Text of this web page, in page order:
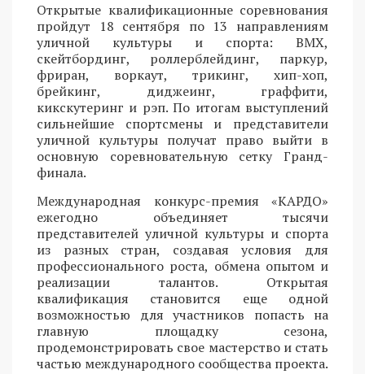
Открытые квалификационные соревнования
пройдут 18 сентября по 13 направлениям
уличной культуры и спорта: BMX,
скейтбординг, роллерблейдинг, паркур,
фриран, воркаут, трикинг, хип-хоп,
брейкинг, диджеинг, граффити,
кикскутеринг и рэп. По итогам выступлений
сильнейшие спортсмены и представители
уличной культуры получат право выйти в
основную соревновательную сетку Гранд-
финала.
Международная конкурс-премия «КАРДО»
ежегодно объединяет тысячи
представителей уличной культуры и спорта
из разных стран, создавая условия для
профессионального роста, обмена опытом и
реализации талантов. Открытая
квалификация становится еще одной
возможностью для участников попасть на
главную площадку сезона,
продемонстрировать свое мастерство и стать
частью международного сообщества проекта.